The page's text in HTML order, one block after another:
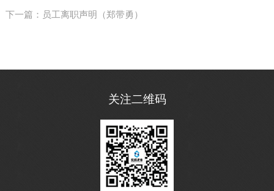
下一篇：员工离职声明（郑带勇）
关注二维码